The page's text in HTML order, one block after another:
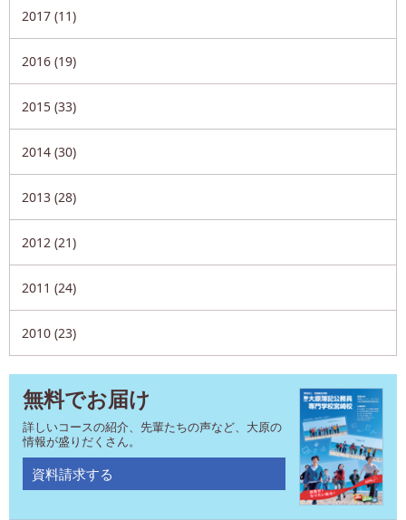
2017 (11)
2016 (19)
2015 (33)
2014 (30)
2013 (28)
2012 (21)
2011 (24)
2010 (23)
無料でお届け
詳しいコースの紹介、先輩たちの声など、大原の
情報が盛りだくさん。
資料請求する